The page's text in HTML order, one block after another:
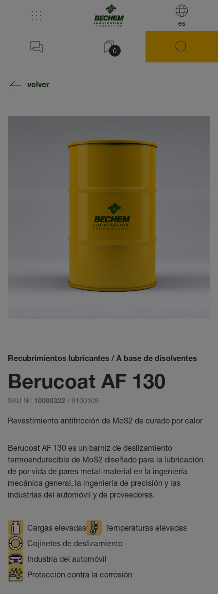
es
0
volver
Recubrimientos lubricantes / A base de disolventes
Berucoat AF 130
SKU Nr. 10000322 / 9100109
Revestimiento antifricción de MoS2 de curado por calor
Berucoat AF 130 es un barniz de deslizamiento
termoendurecible de MoS2 diseñado para la lubricación
de por vida de pares metal-material en la ingeniería
mecánica general, la ingeniería de precisión y las
industrias del automóvil y de proveedores.
Cargas elevadas
Temperaturas elevadas
Cojinetes de deslizamiento
Industria del automóvil
Protección contra la corrosión